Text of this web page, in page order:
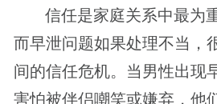
信任是家庭关系中最为
而早泄问题如果处理不当，
间的信任危机。当男性出现
害怕被伴侣嘲笑或嫌弃，他